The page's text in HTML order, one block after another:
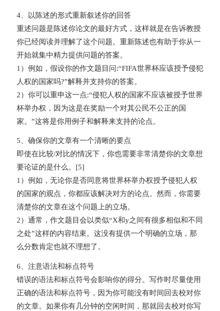
4、以陈述的形式重新叙述你的回答
重述问题是陈述你论文的最好方式，这样就是在告诉教授
你已经阅读并理解了这个问题。重新陈述也有助于你从一
开始就集中精力提供问题的答案。
1）例如，假设你的作文题目问:“FIFA世界杯应该授予侵犯
人权的国家吗?”解释并支持你的答案。
2）你可以重申这一点:“侵犯人权的国家不应该被授予世界
杯举办权，因为这是在奖励一个对其公民不公正的国
家。”这将是你用例子和解释来支持的论点。
5、确保你的文章有一个清晰的要点
即使在比较/对比的情况下，你也需要非常清楚你的文章想
要论证的是什么。[5]
1）例如，无论你是否同意将世界杯举办权授予侵犯人权
的国家的观点，你都应该解决对方的论点。然而，你需要
清楚你的文章在这个问题上的立场。
2）通常，作文题目会以类似“X和y之间有很多相似和不同
之处”这样的内容结束。这没有提供一个明确的立场，那
么分数肯定也就不理想了。
6、注意语法和标点符号
错误的语法和标点符号会影响你的得分。写作时尽量使用
正确的语法和标点符号，因为你可能没有时间回去校对你
的文章。如果你有几分钟的空闲时间，那就回去校对你写